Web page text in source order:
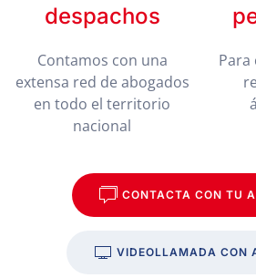
despachos
Contamos con una
extensa red de abogados
en todo el territorio
nacional
Para
CONTACTA CON TU
VIDEOLLAMADA CON